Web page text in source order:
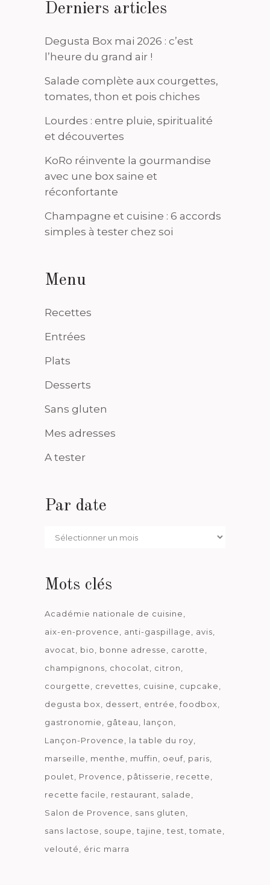
Derniers articles
Degusta Box mai 2026 : c’est
l’heure du grand air !
Salade complète aux courgettes,
tomates, thon et pois chiches
Lourdes : entre pluie, spiritualité
et découvertes
KoRo réinvente la gourmandise
avec une box saine et
réconfortante
Champagne et cuisine : 6 accords
simples à tester chez soi
Menu
Recettes
Entrées
Plats
Desserts
Sans gluten
Mes adresses
A tester
Par date
Par
Mots clés
Académie nationale de cuisine
aix-en-provence
anti-gaspillage
avis
avocat
bio bonne adresse
carotte
champignons
chocolat
citron
courgette
crevettes cuisine
cupcake
degusta box
dessert entrée
foodbox
gastronomie
gâteau
lançon
Lançon-Provence
la table du roy
marseille
menthe muffin oeuf paris
poulet
Provence pâtisserie
recette
recette facile
restaurant
salade
Salon de Provence
sans gluten
sans lactose
soupe tajine test
tomate
velouté
éric marra